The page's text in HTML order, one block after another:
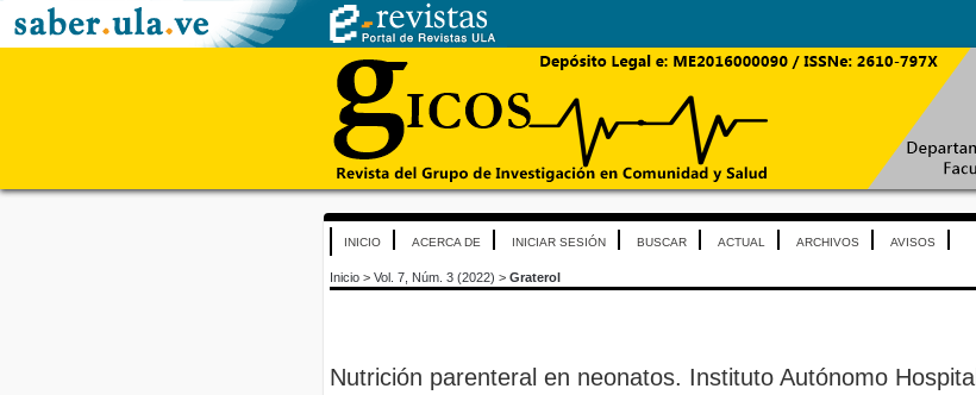
INICIO ACERCA DE INICIAR SESIÓN BUSCAR ACTUAL ARCHIVOS AVISOS
Inicio > Vol. 7, Núm. 3 (2022) > Graterol
Nutrición parenteral en neonatos. Instituto Autónomo Hospital